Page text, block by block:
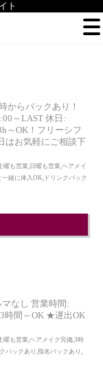
ト
からバックあり！
～LAST 休日:
～OK！フリーシフ
はお気軽にご相談下
も営業,日曜も営業,ヘアメイ
緒に体入OK,ドリンクバック
なし 営業時間:
時間～OK ★遅出OK
曜も営業,ヘアメイク完備,3時
バックあり,指名バックあり,